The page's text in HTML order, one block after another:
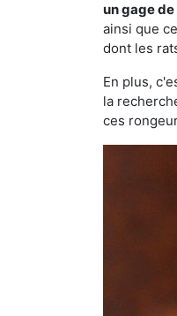
un gage
ainsi que
dont les
En plus,
la
ces